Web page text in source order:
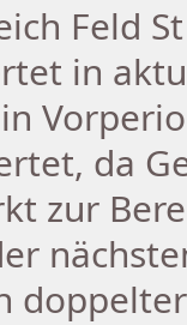
Feld
in
da
zur